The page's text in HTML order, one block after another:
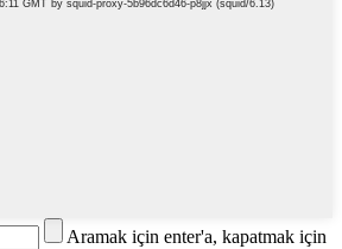
Aramak için enter'a, kapatmak için